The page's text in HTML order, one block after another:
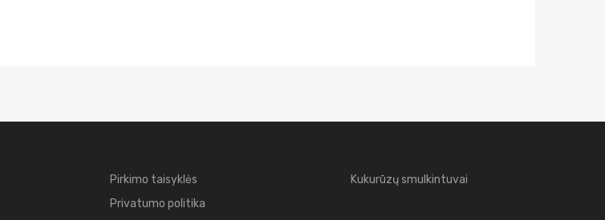
Pirkimo taisyklės
Privatumo politika
Kukurūzų smulkintuvai